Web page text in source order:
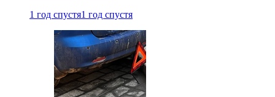
1 год спустя1 год спустя